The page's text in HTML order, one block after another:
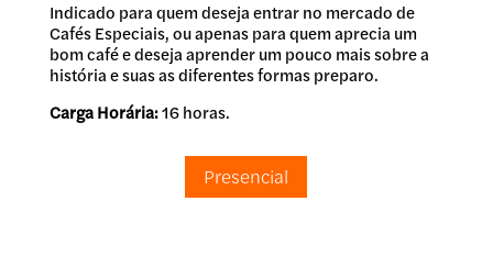
Indicado para quem deseja entrar no mercado de
Cafés Especiais, ou apenas para quem aprecia um
bom café e deseja aprender um pouco mais sobre a
história e suas as diferentes formas preparo.
Carga Horária:16 horas.
Presencial